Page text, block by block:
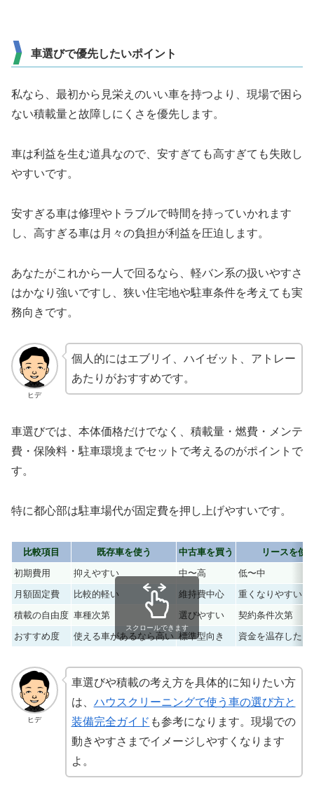
車選びで優先したいポイント
私なら、最初から見栄えのいい車を持つより、現場で困ら
ない積載量と故障しにくさを優先します。
車は利益を生む道具なので、安すぎても高すぎても失敗し
やすいです。
安すぎる車は修理やトラブルで時間を持っていかれます
し、高すぎる車は月々の負担が利益を圧迫します。
あなたがこれから一人で回るなら、軽バン系の扱いやすさ
はかなり強いですし、狭い住宅地や駐車条件を考えても実
務向きです。
ヒデ
個人的にはエブリイ、ハイゼット、アトレー
あたりがおすすめです。
車選びでは、本体価格だけでなく、積載量・燃費・メンテ
費・保険料・駐車環境までセットで考えるのがポイントで
す。
特に都心部は駐車場代が固定費を押し上げやすいです。
比較項目 既存車を使う 中古車を買う
リースを使
初期費用
抑えやすい 中〜高
低〜中
月額固定費
比較的軽い 維持費中心
重くなりやすい
積載の自由度 車種次第 選びやすい
契約条件次第
おすすめ度
使える車があるなら高い 標準型向き 資金を温存したい
スクロールできます
ヒデ
車選びや積載の考え方を具体的に知りたい方
は、 ハウスクリーニングで使う車の選び方と
装備完全ガイド も参考になります。現場での
動きやすさまでイメージしやすくなります
よ。